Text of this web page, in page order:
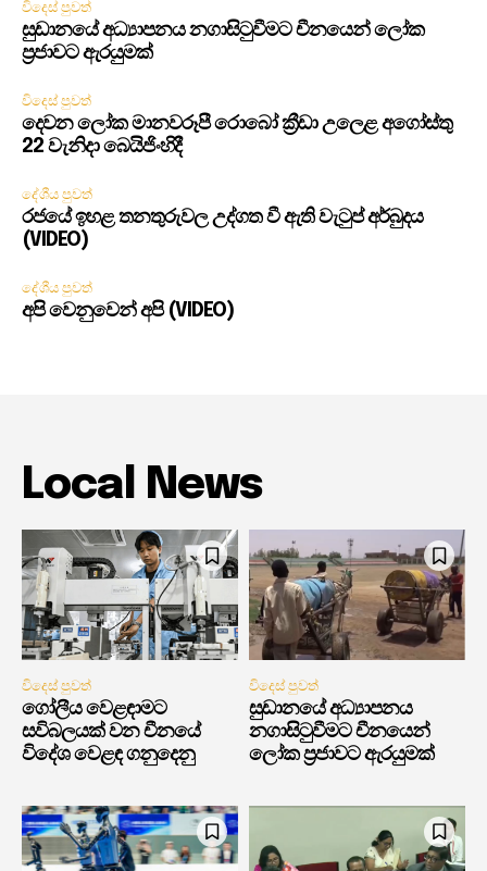
විදෙස් පුවත්
සුඩානයේ අධ්‍යාපනය නගාසිටුවීමට චීනයෙන් ලෝක
ප්‍රජාවට ඇරයුමක්
විදෙස් පුවත්
දෙවන ලෝක මානවරූපී රොබෝ ක්‍රීඩා උලෙළ අගෝස්තු
22 වැනිදා බෙයිජිංහිදී
දේශීය පුවත්
රජයේ ඉහළ තනතුරුවල උද්ගත වී ඇති වැටුප් අර්බුදය
(VIDEO)
දේශීය පුවත්
අපි වෙනුවෙන් අපි (VIDEO)
Local News
විදෙස් පුවත්
ගෝලීය වෙළඳාමට
සවිබලයක් වන චීනයේ
විදේශ වෙළඳ ගනුදෙනු
විදෙස් පුවත්
සුඩානයේ අධ්‍යාපනය
නගාසිටුවීමට චීනයෙන්
ලෝක ප්‍රජාවට ඇරයුමක්